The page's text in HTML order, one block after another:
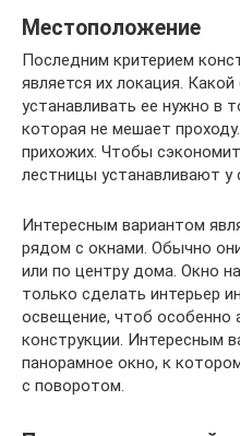
Местоположение
Последним критерием
является их локация.
устанавливать ее нужно в
которая не мешает
прихожих. Чтобы
лестницы устанавливают у
Интересным вариантом
рядом с окнами. Обычно
или по центру дома. Окно
только сделать интерьер
освещение, чтоб особенно
конструкции. Интересным
панорамное окно, к
с поворотом.